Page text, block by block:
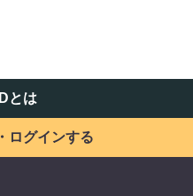
とは
ログインする